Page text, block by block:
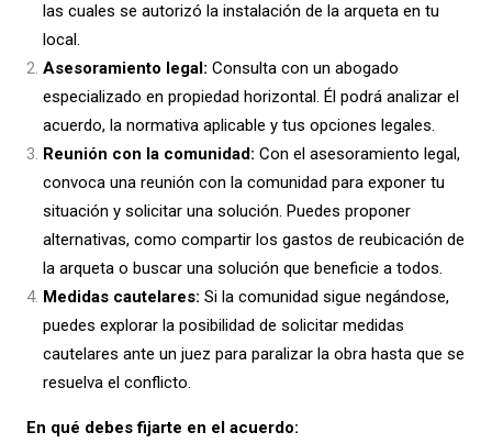
las cuales se autorizó la instalación de la arqueta en tu
local.
Asesoramiento legal: Consulta con un abogado
especializado en propiedad horizontal. Él podrá analizar el
acuerdo, la normativa aplicable y tus opciones legales.
Reunión con la comunidad: Con el asesoramiento legal,
convoca una reunión con la comunidad para exponer tu
situación y solicitar una solución. Puedes proponer
alternativas, como compartir los gastos de reubicación de
la arqueta o buscar una solución que beneficie a todos.
Medidas cautelares: Si la comunidad sigue negándose,
puedes explorar la posibilidad de solicitar medidas
cautelares ante un juez para paralizar la obra hasta que se
resuelva el conflicto.
En qué debes fijarte en el acuerdo: